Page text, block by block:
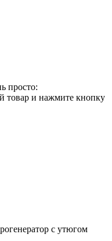
просто:
товар и нажмите кнопку
с утюгом